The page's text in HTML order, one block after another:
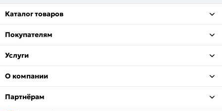
Каталог товаров
Покупателям
Услуги
О компании
Партнёрам